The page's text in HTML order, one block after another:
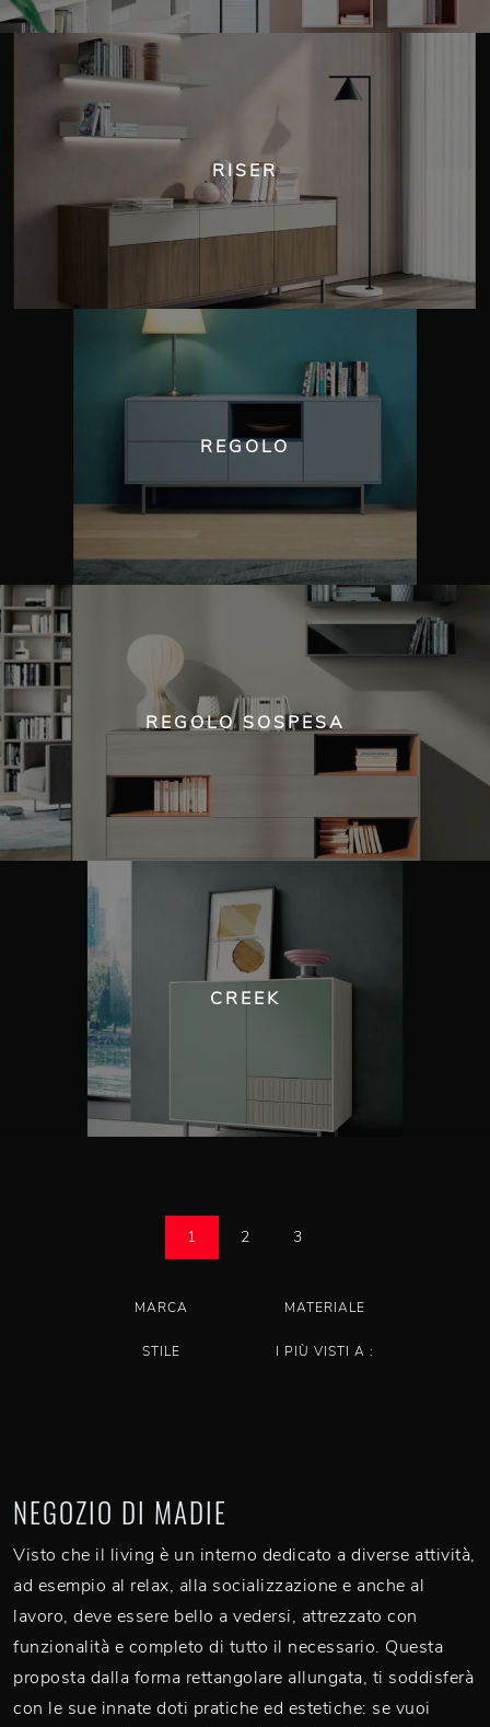
RISER
REGOLO
REGOLO SOSPESA
CREEK
1 2 3
MARCA MATERIALE
STILE I PIÙ VISTI A :
NEGOZIO DI MADIE
Visto che il living è un interno dedicato a diverse attività,
ad esempio al relax, alla socializzazione e anche al
lavoro, deve essere bello a vedersi, attrezzato con
funzionalità e completo di tutto il necessario. Questa
proposta dalla forma rettangolare allungata, ti soddisferà
con le sue innate doti pratiche ed estetiche: se vuoi